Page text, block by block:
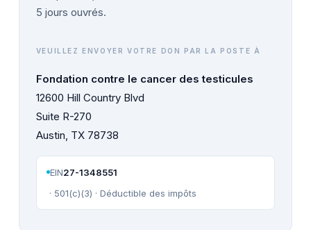
5 jours ouvrés.
VEUILLEZ ENVOYER VOTRE DON PAR LA POSTE À
Fondation contre le cancer des testicules
12600 Hill Country Blvd
Suite R-270
Austin, TX 78738
EIN27-1348551
· 501(c)(3) · Déductible des impôts